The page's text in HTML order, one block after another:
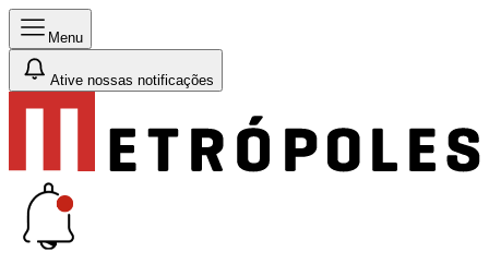
Menu
Ative nossas notificações